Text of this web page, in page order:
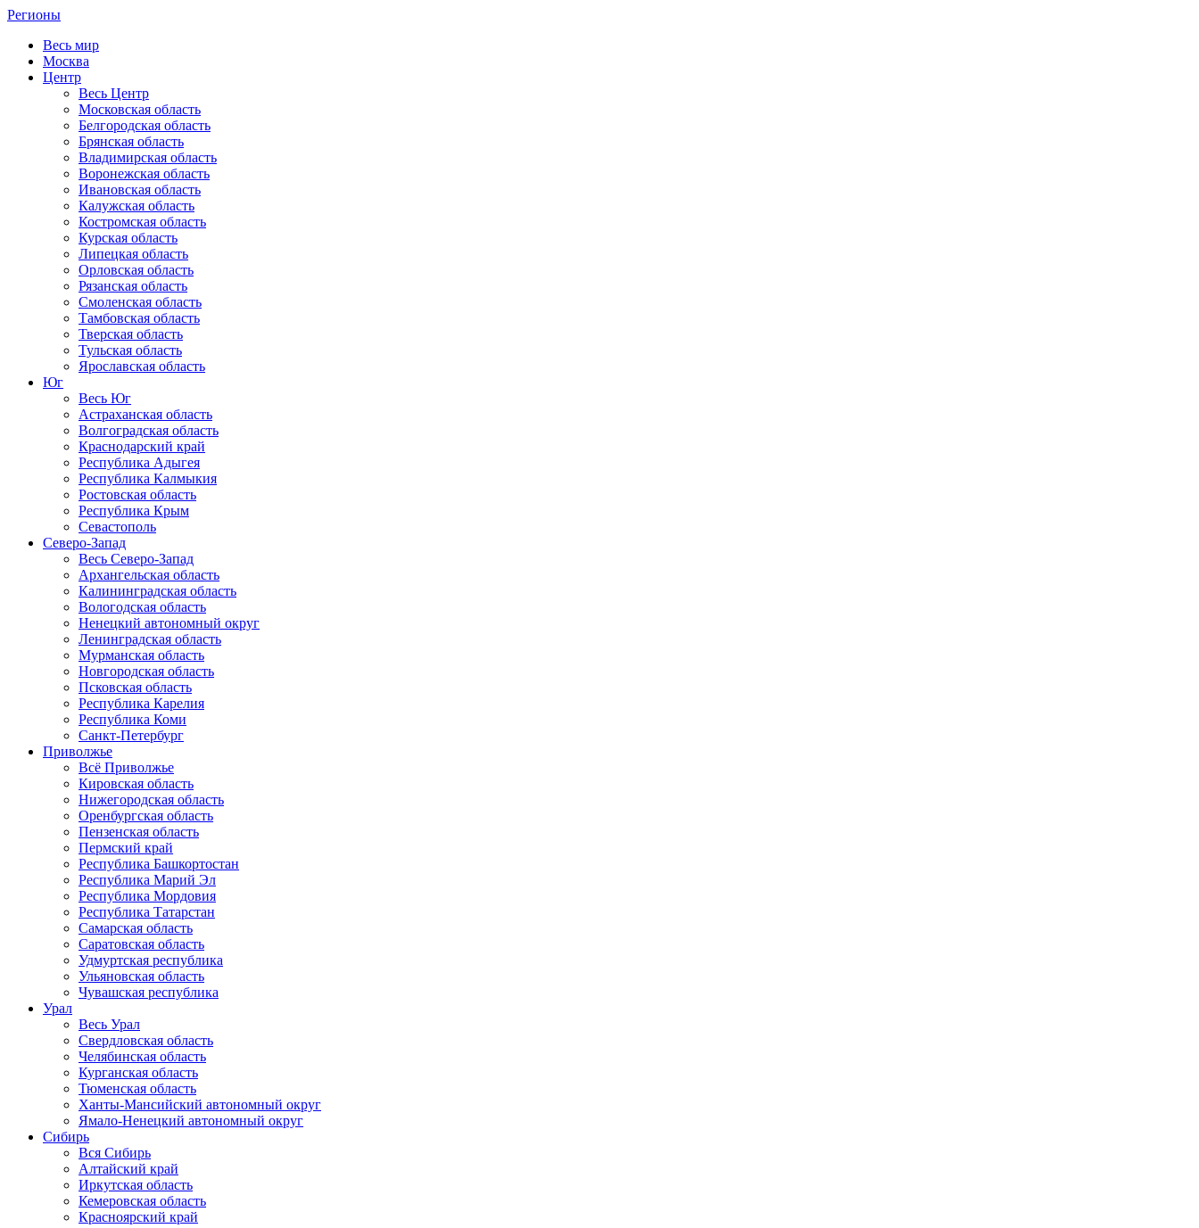
Регионы
Весь мир
Москва
Центр
Весь Центр
Московская область
Белгородская область
Брянская область
Владимирская область
Воронежская область
Ивановская область
Калужская область
Костромская область
Курская область
Липецкая область
Орловская область
Рязанская область
Смоленская область
Тамбовская область
Тверская область
Тульская область
Ярославская область
Юг
Весь Юг
Астраханская область
Волгоградская область
Краснодарский край
Республика Адыгея
Республика Калмыкия
Ростовская область
Республика Крым
Севастополь
Северо-Запад
Весь Северо-Запад
Архангельская область
Калининградская область
Вологодская область
Ненецкий автономный округ
Ленинградская область
Мурманская область
Новгородская область
Псковская область
Республика Карелия
Республика Коми
Санкт-Петербург
Приволжье
Всё Приволжье
Кировская область
Нижегородская область
Оренбургская область
Пензенская область
Пермский край
Республика Башкортостан
Республика Марий Эл
Республика Мордовия
Республика Татарстан
Самарская область
Саратовская область
Удмуртская республика
Ульяновская область
Чувашская республика
Урал
Весь Урал
Свердловская область
Челябинская область
Курганская область
Тюменская область
Ханты-Мансийский автономный округ
Ямало-Ненецкий автономный округ
Сибирь
Вся Сибирь
Алтайский край
Иркутская область
Кемеровская область
Красноярский край